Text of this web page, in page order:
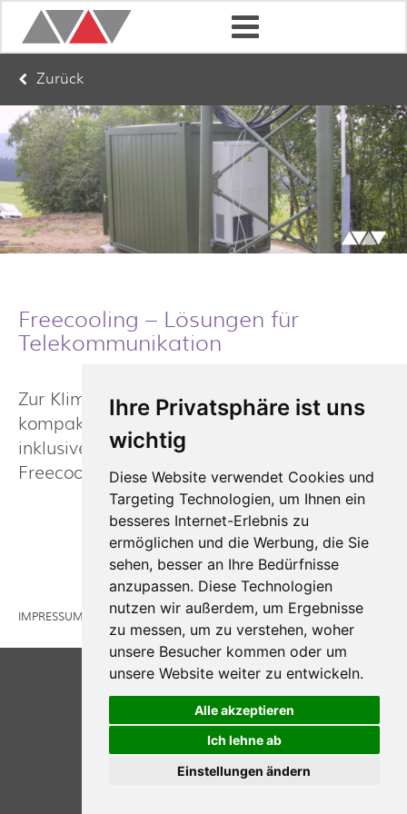
Ihre Privatsphäre ist uns
wichtig
Diese Website verwendet Cookies und
Targeting Technologien, um Ihnen ein
besseres Internet-Erlebnis zu
ermöglichen und die Werbung, die Sie
sehen, besser an Ihre Bedürfnisse
anzupassen. Diese Technologien
nutzen wir außerdem, um Ergebnisse
zu messen, um zu verstehen, woher
unsere Besucher kommen oder um
unsere Website weiter zu entwickeln.
Alle akzeptieren
Ich lehne ab
Einstellungen ändern
Zurück
Freecooling – Lösungen für
Telekommunikation
Zur Klimatisierung von Telekomstandorten in
kompakter Ausführung. Zur Wandmontage
inklusive
Freecooling-Betrieb.
Referenzbilder
IMPRESSUM powered by LDD Communication GmbH